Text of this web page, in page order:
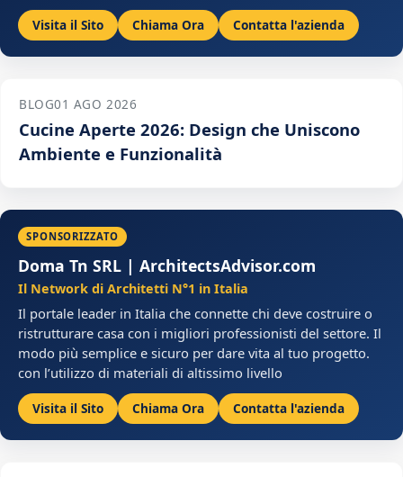
Visita il Sito Chiama Ora Contatta l'azienda
BLOG01 AGO 2026
Cucine Aperte 2026: Design che Uniscono
Ambiente e Funzionalità
SPONSORIZZATO
Doma Tn SRL | ArchitectsAdvisor.com
Il Network di Architetti N°1 in Italia
Il portale leader in Italia che connette chi deve costruire o
ristrutturare casa con i migliori professionisti del settore. Il
modo più semplice e sicuro per dare vita al tuo progetto.
con l’utilizzo di materiali di altissimo livello
Visita il Sito Chiama Ora Contatta l'azienda